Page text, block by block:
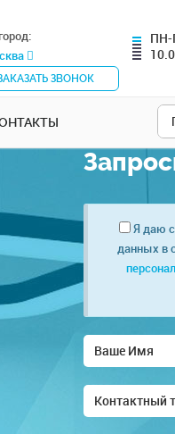
ЗВОНОК
ПН-
Я даю
данных в